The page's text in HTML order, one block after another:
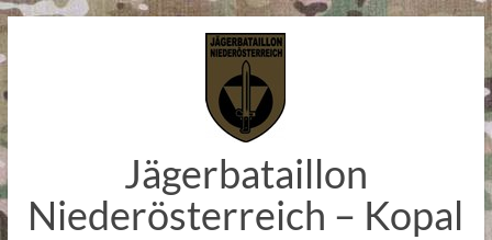
Zum
springen
Jägerbataillon
Niederösterreich – Kopal